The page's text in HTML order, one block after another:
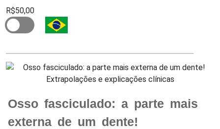
R$50,00
Osso fasciculado: a parte mais
externa de um dente!